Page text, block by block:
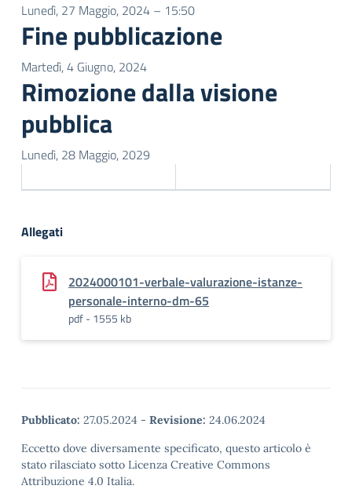
Lunedì, 27 Maggio, 2024 – 15:50
Fine pubblicazione
Martedì, 4 Giugno, 2024
Rimozione dalla visione
pubblica
Lunedì, 28 Maggio, 2029
Allegati
2024000101-verbale-valurazione-istanze-
personale-interno-dm-65
pdf - 1555 kb
Pubblicato: 27.05.2024 - Revisione: 24.06.2024
Eccetto dove diversamente specificato, questo articolo è
stato rilasciato sotto Licenza Creative Commons
Attribuzione 4.0 Italia.